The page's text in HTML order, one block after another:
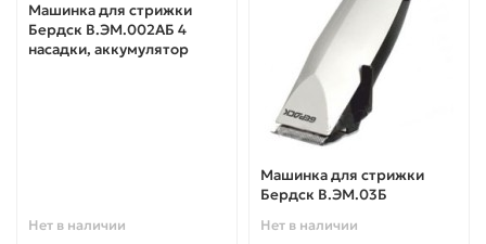
Машинка для стрижки
Бердск В.ЭМ.002АБ 4
насадки, аккумулятор
Нет в наличии
Машинка для стрижки
Бердск В.ЭМ.03Б
Нет в наличии